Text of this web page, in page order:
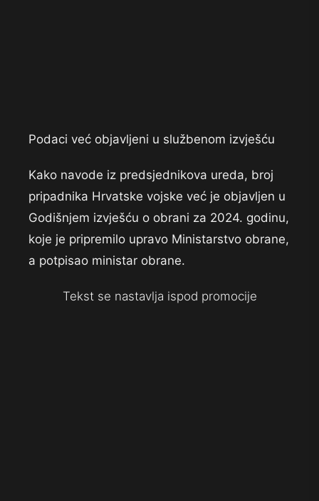
Podaci već objavljeni u službenom izvješću
Kako navode iz predsjednikova ureda, broj
pripadnika Hrvatske vojske već je objavljen u
Godišnjem izvješću o obrani za 2024. godinu,
koje je pripremilo upravo Ministarstvo obrane,
a potpisao ministar obrane.
Tekst se nastavlja ispod promocije